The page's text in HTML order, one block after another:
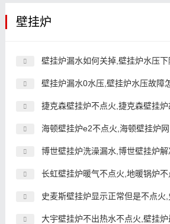
壁挂炉
壁挂炉漏水如何关掉,壁挂炉水压
壁挂炉漏水0水压,壁挂炉水压故障
捷克森壁挂炉不点火,捷克森壁挂炉
海顿壁挂炉e2不点火,海顿壁挂炉网
博世壁挂炉洗澡漏水,博世壁挂炉
长虹壁挂炉暖气不点火,地暖锅炉不
史麦斯壁挂炉显示正常但是不点火
大宇壁挂炉不出热水不点火,壁挂